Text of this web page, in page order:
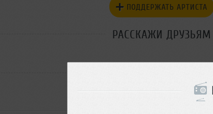
ПОДДЕРЖАТЬ АРТИСТА
РАССКАЖИ ДРУЗЬЯМ